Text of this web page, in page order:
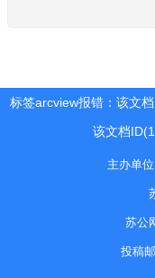
标签arcview报错：该文
该文档
主办单
苏公
投稿